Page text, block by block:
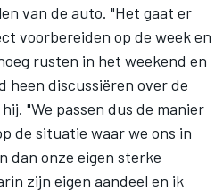
van de auto. "Het gaat er
voorbereiden op de week en
rusten in het weekend en
heen discussiëren over de
"We passen dus de manier
de situatie waar we ons in
dan onze eigen sterke
zijn eigen aandeel en ik